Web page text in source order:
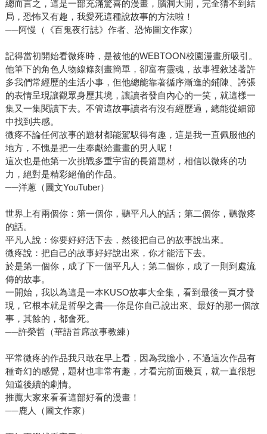
總而言之，這是一部充滿驚喜的漫畫，腦洞大開，完全猜不到結
局，恐怖又有趣，我愛死這種說故事的方法啦！
──阿慢（《百鬼夜行誌》作者、恐怖圖文作家）
記得當初開始看微疼時，是被他的WEBTOON校園漫畫所吸引。
他筆下的角色人物線條刻畫簡單，卻富有靈魂，故事裡敘述著許
多我們常經歷的生活小事，但他總能靠著循序漸進的鋪陳、誇張
的表情呈現讓觀眾身歷其境，讓讀者發自內心的一笑，就這樣一
集又一集閱讀下去。不管這故事讀者有沒有經歷過，總能從細節
中找到共感。
微疼不論任何故事的題材都能駕馭得有趣，這是我一直佩服他的
地方，不愧是把一生奉獻給畫畫的男人呢！
這次也是他第一次挑戰多重宇宙的長篇題材，相信以微疼的功
力，絕對是精彩絕倫的作品。
──洋蔥（圖文YouTuber）
世界上有兩個你：第一個你，聽平凡人的話；第二個你，聽微疼
的話。
平凡人說：你要好好活下去，然後把自己的故事說出來。
微疼說：把自己的故事好好說出來，你才能活下去。
於是第一個你，成了下一個平凡人；第二個你，成了一則到處流
傳的故事。
一開始，我以為這是一本KUSO故事大全集，看到最後一頁才發
現，它根本就是哲學之書──你是你自己說出來、最好的那一個故
事，其餘的，都會死。
──許榮哲（華語首席故事教練）
平常微疼的作品我只敢在早上看，因為我膽小，不過這次作品有
種奇幻的感覺，題材也非常有趣，才看完前面幾頁，就一直很想
知道後續的劇情。
推薦大家來看看這部好看的漫畫！
──鹿人（圖文作家）